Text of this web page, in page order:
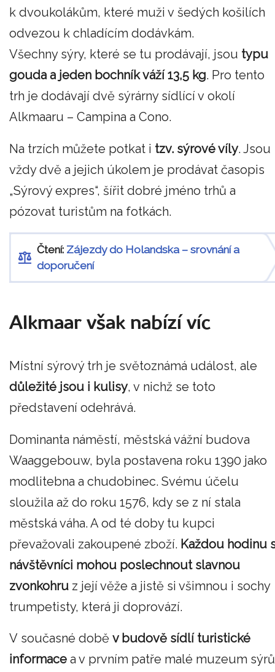
k dvoukolákům, které muži v šedých košilích
odvezou k chladícím dodávkám.
Všechny sýry, které se tu prodávají, jsou typu
gouda a jeden bochník váží 13,5 kg. Pro tento
trh je dodávají dvě sýrárny sídlící v okolí
Alkmaaru – Campina a Cono.
Na trzích můžete potkat i tzv. sýrové víly. Jsou
vždy dvě a jejich úkolem je prodávat časopis
„Sýrový expres“, šířit dobré jméno trhů a
pózovat turistům na fotkách.
Čtení: Zájezdy do Holandska – srovnání a
doporučení
Alkmaar však nabízí víc
Místní sýrový trh je světoznámá událost, ale
důležité jsou i kulisy, v nichž se toto
představení odehrává.
Dominanta náměstí, městská vážní budova
Waaggebouw, byla postavena roku 1390 jako
modlitebna a chudobinec. Svému účelu
sloužila až do roku 1576, kdy se z ní stala
městská váha. A od té doby tu kupci
převažovali zakoupené zboží. Každou hodinu
návštěvníci mohou poslechnout slavnou
zvonkohru z její věže a jistě si všimnou i sochy
trumpetisty, která ji doprovází.
V současné době v budově sídlí turistické
informace a v prvním patře malé muzeum